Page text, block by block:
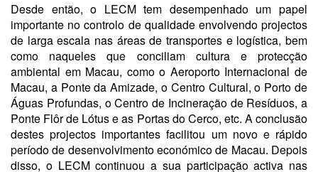
Desde então, o LECM tem desempenhado um papel
importante no controlo de qualidade envolvendo projectos
de larga escala nas áreas de transportes e logística, bem
como naqueles que conciliam cultura e protecção
ambiental em Macau, como o Aeroporto Internacional de
Macau, a Ponte da Amizade, o Centro Cultural, o Porto de
Águas Profundas, o Centro de Incineração de Resíduos, a
Ponte Flôr de Lótus e as Portas do Cerco, etc. A conclusão
destes projectos importantes facilitou um novo e rápido
período de desenvolvimento económico de Macau. Depois
disso, o LECM continuou a sua participação activa nas